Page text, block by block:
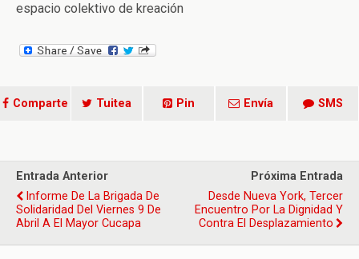
espacio colektivo de kreación
Comparte Tuitea Pin Envía SMS
Entrada Anterior
Informe De La Brigada De
Solidaridad Del Viernes 9 De
Abril A El Mayor Cucapa
Próxima Entrada
Desde Nueva York, Tercer
Encuentro Por La Dignidad Y
Contra El Desplazamiento